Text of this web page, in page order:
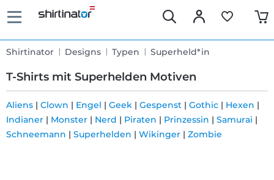
Shirtinator Designs Typen Superheld*in
T-Shirts mit Superhelden Motiven
Schnelle
Aliens | Clown | Engel | Geek | Gespenst | Gothic | Hexen |
Indianer | Monster | Nerd | Piraten | Prinzessin | Samurai |
Schneemann | Superhelden | Wikinger | Zombie